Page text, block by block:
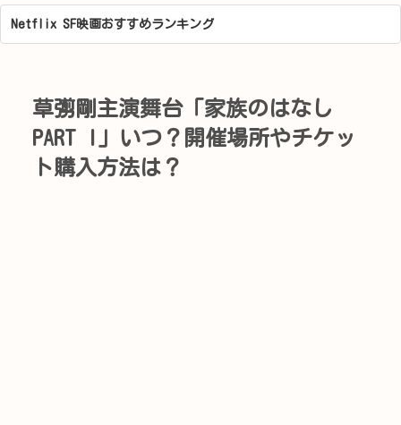
Netflix SF映画おすすめランキング
草彅剛主演舞台「家族のはなし
PART I」いつ？開催場所やチケッ
ト購入方法は？